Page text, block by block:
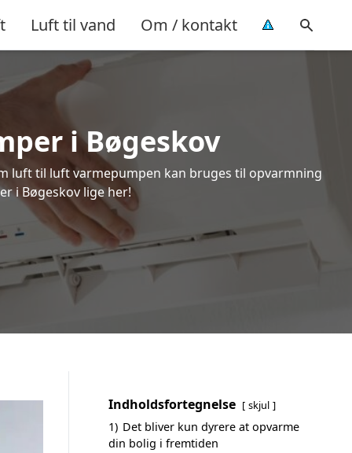
Luft til vand Om / kontakt
i Bøgeskov
luft til luft varmepumpen kan bruges til opvarmning
i Bøgeskov lige her!
Indholdsfortegnelse skjul
1) Det bliver kun dyrere at opvarme
din bolig i fremtiden